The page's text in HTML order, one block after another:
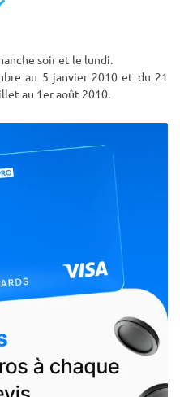
soir et le lundi.
au 5 janvier 2010 et du 21
au 1er août 2010.